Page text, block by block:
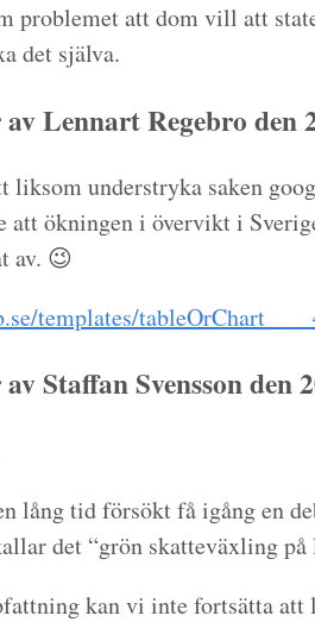
problemet att dom vill att
det själva.
Lennart Regebro den
liksom understryka saken
att ökningen i övervikt i
av. 😉
templates/
Staffan Svensson den
lång tid försökt få igång en
det “grön skatteväxling på
kan vi inte fortsätta att